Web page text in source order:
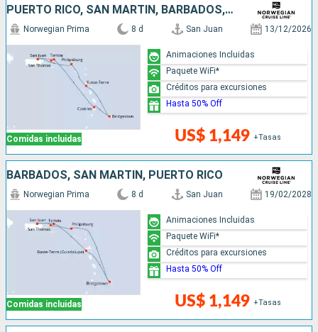
PUERTO RICO, SAN MARTÍN, BARBADOS, SANTA LUCIA
Comidas incluidas
Norwegian Prima 8 d San Juan 13/12/2026
US$ 1,149 +Tasas
Animaciones Incluidas
Paquete WiFi*
Créditos para excursiones
Hasta 50% Off
BARBADOS, SAN MARTÍN, PUERTO RICO
Comidas incluidas
Norwegian Prima 8 d San Juan 19/02/2028
US$ 1,149 +Tasas
Animaciones Incluidas
Paquete WiFi*
Créditos para excursiones
Hasta 50% Off